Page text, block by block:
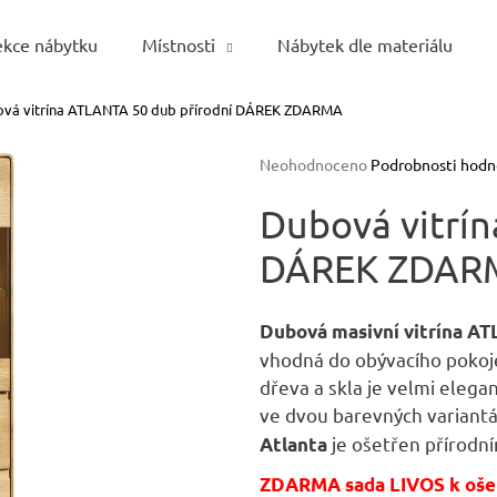
nábytku Místnosti Nábytek dle materiálu
vitrína ATLANTA 50 dub přírodní DÁREK ZDARMA
Průměrné
produktu
je
0,0
z
hvězdiček.
Neohodnoceno Podrobnosti
Dubová
DÁREK
Dubová masivní vitrína
vhodná do obývacího
dřeva a skla je velmi
ve dvou barevných
Atlanta je ošetřen
ZDARMA sada LIVOS k
Co potřebujete najít?
HLEDAT